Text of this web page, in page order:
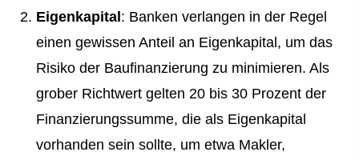
Eigenkapital: Banken verlangen in der Regel
einen gewissen Anteil an Eigenkapital, um das
Risiko der Baufinanzierung zu minimieren. Als
grober Richtwert gelten 20 bis 30 Prozent der
Finanzierungssumme, die als Eigenkapital
vorhanden sein sollte, um etwa Makler,